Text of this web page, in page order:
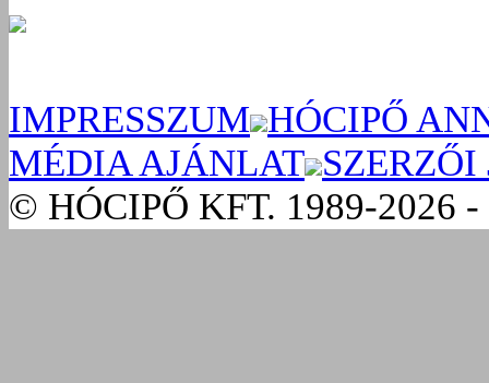
IMPRESSZUM HÓCIPŐ
MÉDIA AJÁNLAT SZERZŐI
© HÓCIPŐ KFT. 1989-2026